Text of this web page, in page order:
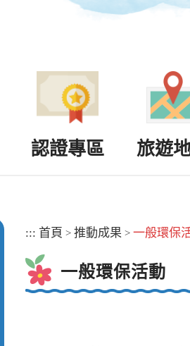
認證專區 旅遊
::: 首頁 > 推動成果 > 一般環保
一般環保活動